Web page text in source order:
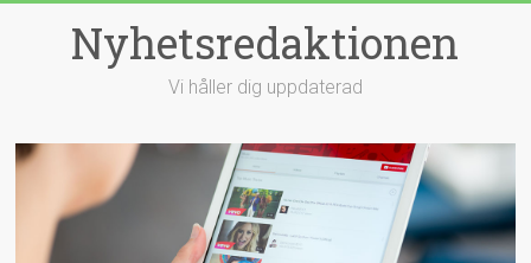
Nyhetsredaktionen
Vi håller dig uppdaterad